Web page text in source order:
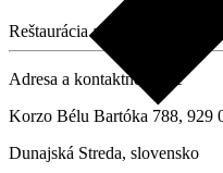
Reštaurácia a pizzéria
Adresa a kontaktné údaje
Korzo Bélu Bartóka 788, 929
Dunajská Streda, slovensko